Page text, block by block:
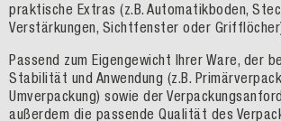
praktische Extras (z.B. Automatikboden,
Verstärkungen, Sichtfenster oder
Passend zum Eigengewicht Ihrer Ware, der
Stabilität und Anwendung (z.B.
Umverpackung) sowie der
außerdem die passende Qualität des